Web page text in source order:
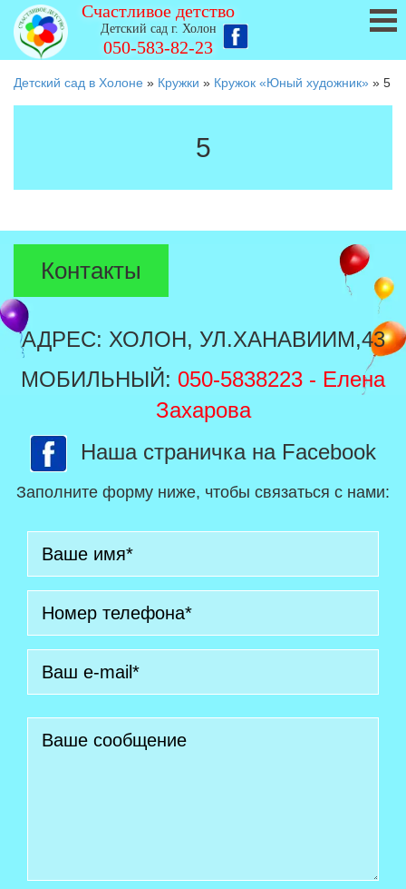
Счастливое детство
Детский сад г. Холон
050-583-82-23
Детский сад в Холоне » Кружки » Кружок «Юный художник» » 5
5
Контакты
АДРЕС: ХОЛОН, УЛ.ХАНАВИИМ,43
МОБИЛЬНЫЙ: 050-5838223 - Елена
Захарова
Наша страничка на Facebook
Заполните форму ниже, чтобы связаться с нами: